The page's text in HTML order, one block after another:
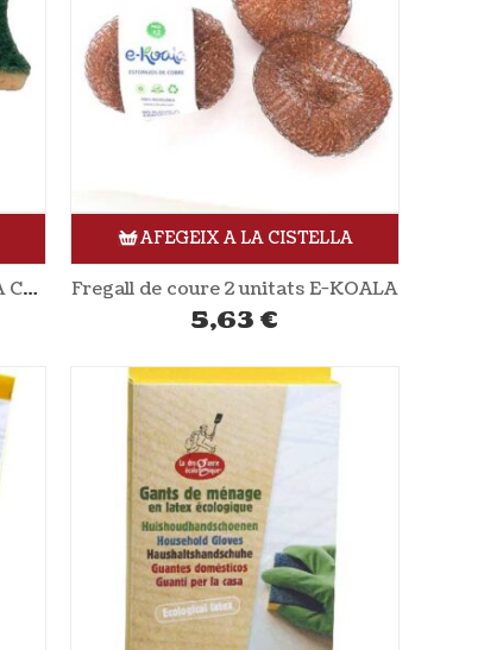
Fregall amb esponja 1 unitat LA CORVETTE
AFEGEIX A LA CISTELLA
Fregall de coure 2 unitats E-KOALA
5,63 €